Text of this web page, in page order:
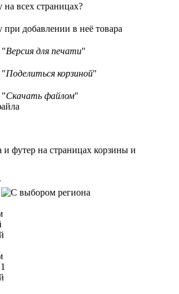
на всех страницах?
при добавлении в неё товара
"Версия для печати"
"Поделиться корзиной"
"Скачать файлом"
футер на страницах корзины и